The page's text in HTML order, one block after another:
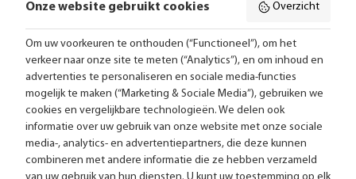
Volg ons online:
Gratis bezorging vanaf 99,-
Advies op maat
Meer dan 25.000 lampen op voorraad
Onze website gebruikt cookies Overzicht
Om uw voorkeuren te onthouden (“Functioneel”), om het
verkeer naar onze site te meten (“Analytics”), en om inhoud en
advertenties te personaliseren en sociale media-functies
mogelijk te maken (“Marketing & Sociale Media”), gebruiken we
cookies en vergelijkbare technologieën. We delen ook
informatie over uw gebruik van onze website met onze sociale
media-, analytics- en advertentiepartners, die deze kunnen
combineren met andere informatie die ze hebben verzameld